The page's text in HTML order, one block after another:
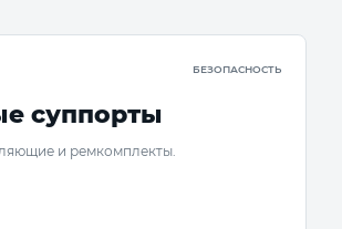
БЕЗОПАСНОСТЬ
суппорты
и ремкомплекты.